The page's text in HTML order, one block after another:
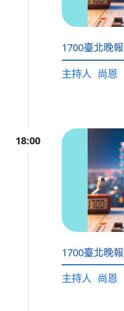
1700臺北晚報
主持人 尚恩
18:00
1700臺北晚報
主持人 尚恩